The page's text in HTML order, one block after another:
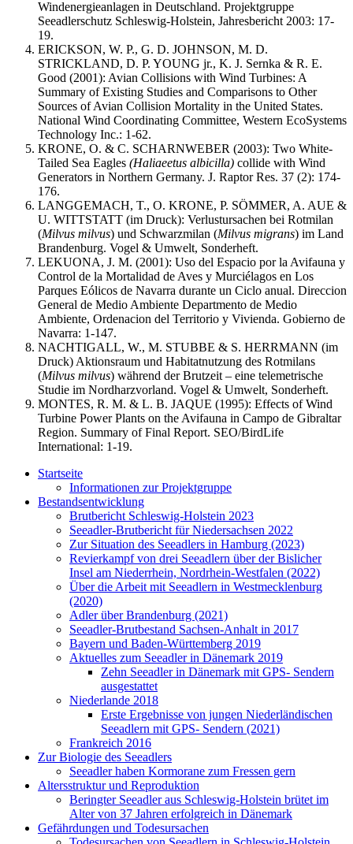
Windenergieanlagen in Deutschland. Projektgruppe
Seeadlerschutz Schleswig-Holstein, Jahresbericht 2003: 17-
19.
ERICKSON, W. P., G. D. JOHNSON, M. D.
STRICKLAND, D. P. YOUNG jr., K. J. Sernka & R. E.
Good (2001): Avian Collisions with Wind Turbines: A
Summary of Existing Studies and Comparisons to Other
Sources of Avian Collision Mortality in the United States.
National Wind Coordinating Committee, Western EcoSystems
Technology Inc.: 1-62.
KRONE, O. & C. SCHARNWEBER (2003): Two White-
Tailed Sea Eagles (Haliaeetus albicilla) collide with Wind
Generators in Northern Germany. J. Raptor Res. 37 (2): 174-
176.
LANGGEMACH, T., O. KRONE, P. SÖMMER, A. AUE &
U. WITTSTATT (im Druck): Verlustursachen bei Rotmilan
(Milvus milvus) und Schwarzmilan (Milvus migrans) im Land
Brandenburg. Vogel & Umwelt, Sonderheft.
LEKUONA, J. M. (2001): Uso del Espacio por la Avifauna y
Control de la Mortalidad de Aves y Murciélagos en Los
Parques Eólicos de Navarra durante un Ciclo anual. Direccion
General de Medio Ambiente Departmento de Medio
Ambiente, Ordenacion del Territorio y Vivienda. Gobierno de
Navarra: 1-147.
NACHTIGALL, W., M. STUBBE & S. HERRMANN (im
Druck) Aktionsraum und Habitatnutzung des Rotmilans
(Milvus milvus) während der Brutzeit – eine telemetrische
Studie im Nordharzvorland. Vogel & Umwelt, Sonderheft.
MONTES, R. M. & L. B. JAQUE (1995): Effects of Wind
Turbine Power Plants on the Avifauna in Campo de Gibraltar
Region. Summary of Final Report. SEO/BirdLife
International: 1-19.
Startseite
Informationen zur Projektgruppe
Bestandsentwicklung
Brutbericht Schleswig-Holstein 2023
Seeadler-Brutbericht für Niedersachsen 2022
Zur Situation des Seeadlers in Hamburg (2023)
Revierkampf von drei Seeadlern über der Bislicher
Insel am Niederrhein, Nordrhein-Westfalen (2022)
Über die Arbeit mit Seeadlern in Westmecklenburg
(2020)
Adler über Brandenburg (2021)
Seeadler-Brutbestand Sachsen-Anhalt in 2017
Bayern und Baden-Württemberg 2019
Aktuelles zum Seeadler in Dänemark 2019
Zehn Seeadler in Dänemark mit GPS- Sendern
ausgestattet
Niederlande 2018
Erste Ergebnisse von jungen Niederländischen
Seeadlern mit GPS- Sendern (2021)
Frankreich 2016
Zur Biologie des Seeadlers
Seeadler haben Kormorane zum Fressen gern
Altersstruktur und Reproduktion
Beringter Seeadler aus Schleswig-Holstein brütet im
Alter von 37 Jahren erfolgreich in Dänemark
Gefährdungen und Todesursachen